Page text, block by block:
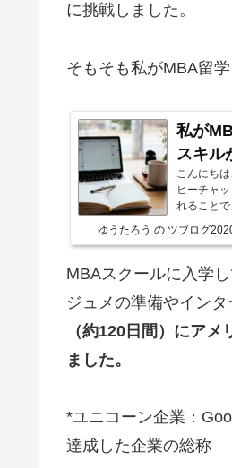
に挑戦しました。
そもそも私がMBA留
私が
スキル
こんにち
ヒーチャ
れること
ゆうたろう の ツブログ
MBAスクールに入学
ジュメの準備やインタ
（約120日間）にア
ました。
*ユニコーン企業：
達成した企業の総称